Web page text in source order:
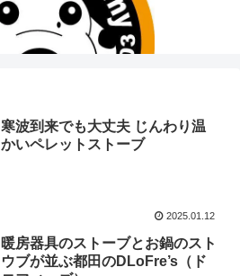
寒波到来でも大丈夫 じんわり温
かいペレットストーブ
2025.01.12
暖房器具のストーブとお鍋のスト
ウブが並ぶ都田のDLoFre’s（ド